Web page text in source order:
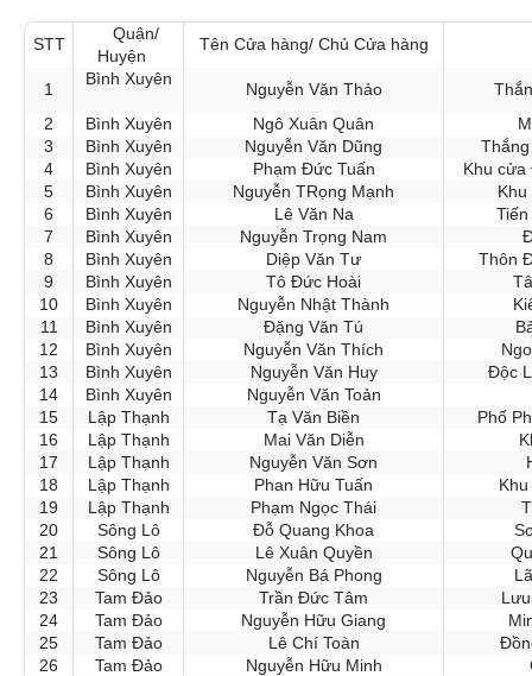
STT
Quận/
Huyện
Tên Cửa hàng/ Chủ Cửa hàng
1
Bình Xuyên
Nguyễn Văn Thảo
2
Bình Xuyên Ngô Xuân Quân
3
Bình Xuyên Nguyễn Văn Dũng
4
Bình Xuyên Phạm Đức Tuấn
Khu cửa
5
Bình Xuyên Nguyễn TRọng Mạnh
6
Bình Xuyên Lê Văn Na
7
Bình Xuyên Nguyễn Trọng Nam
8
Bình Xuyên Diệp Văn Tư
Thôn
9
Bình Xuyên Tô Đức Hoài
10
Bình Xuyên Nguyễn Nhật Thành
11
Bình Xuyên Đặng Văn Tú
12
Bình Xuyên Nguyễn Văn Thích
13
Bình Xuyên Nguyễn Văn Huy
Độc
14
Bình Xuyên Nguyễn Văn Toản
15
Lập Thạnh Tạ Văn Biền
Phố
16
Lập Thạnh Mai Văn Diễn
17
Lập Thạnh Nguyễn Văn Sơn
18
Lập Thạnh Phan Hữu Tuấn
19
Lập Thạnh Phạm Ngọc Thái
20
Sông Lô Đỗ Quang Khoa
21
Sông Lô Lê Xuân Quyền
22
Sông Lô Nguyễn Bá Phong
23
Tam Đảo Trần Đức Tâm
24
Tam Đảo Nguyễn Hữu Giang
25
Tam Đảo Lê Chí Toàn
26
Tam Đảo Nguyễn Hữu Minh